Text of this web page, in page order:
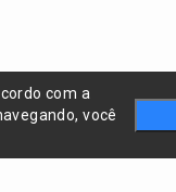
com a
você